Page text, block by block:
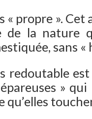
« propre ».
de la nature
sans
redoutable
épareuses »